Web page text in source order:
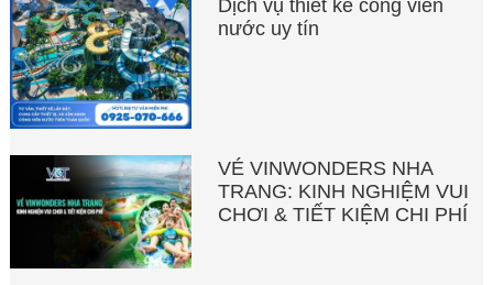
Dịch vụ thiết kế công viên
nước uy tín
VÉ VINWONDERS NHA
TRANG: KINH NGHIỆM VUI
CHƠI & TIẾT KIỆM CHI PHÍ